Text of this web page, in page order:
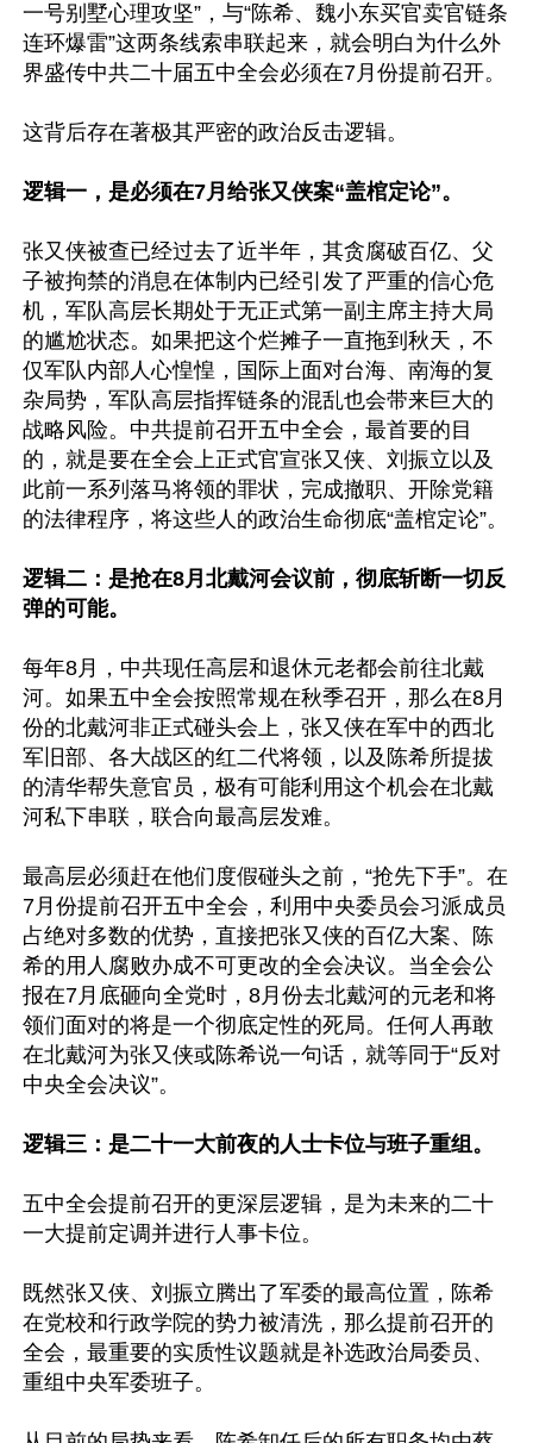
一号别墅心理攻坚”，与“陈希、魏小东买官卖官链条
连环爆雷”这两条线索串联起来，就会明白为什么外
界盛传中共二十届五中全会必须在7月份提前召开。
这背后存在著极其严密的政治反击逻辑。
逻辑一，是必须在7月给张又侠案“盖棺定论”。
张又侠被查已经过去了近半年，其贪腐破百亿、父
子被拘禁的消息在体制内已经引发了严重的信心危
机，军队高层长期处于无正式第一副主席主持大局
的尴尬状态。如果把这个烂摊子一直拖到秋天，不
仅军队内部人心惶惶，国际上面对台海、南海的复
杂局势，军队高层指挥链条的混乱也会带来巨大的
战略风险。中共提前召开五中全会，最首要的目
的，就是要在全会上正式官宣张又侠、刘振立以及
此前一系列落马将领的罪状，完成撤职、开除党籍
的法律程序，将这些人的政治生命彻底“盖棺定论”。
逻辑二：是抢在8月北戴河会议前，彻底斩断一切反
弹的可能。
每年8月，中共现任高层和退休元老都会前往北戴
河。如果五中全会按照常规在秋季召开，那么在8月
份的北戴河非正式碰头会上，张又侠在军中的西北
军旧部、各大战区的红二代将领，以及陈希所提拔
的清华帮失意官员，极有可能利用这个机会在北戴
河私下串联，联合向最高层发难。
最高层必须赶在他们度假碰头之前，“抢先下手”。在
7月份提前召开五中全会，利用中央委员会习派成员
占绝对多数的优势，直接把张又侠的百亿大案、陈
希的用人腐败办成不可更改的全会决议。当全会公
报在7月底砸向全党时，8月份去北戴河的元老和将
领们面对的将是一个彻底定性的死局。任何人再敢
在北戴河为张又侠或陈希说一句话，就等同于“反对
中央全会决议”。
逻辑三：是二十一大前夜的人士卡位与班子重组。
五中全会提前召开的更深层逻辑，是为未来的二十
一大提前定调并进行人事卡位。
既然张又侠、刘振立腾出了军委的最高位置，陈希
在党校和行政学院的势力被清洗，那么提前召开的
全会，最重要的实质性议题就是补选政治局委员、
重组中央军委班子。